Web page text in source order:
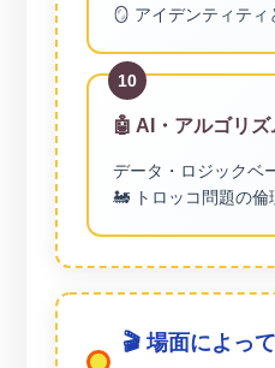
🪞 アイデンティティ
10
🤖 AI・アルゴリズ
データ・ロジックベ
🚂 トロッコ問題の倫
🎬 場面によっ